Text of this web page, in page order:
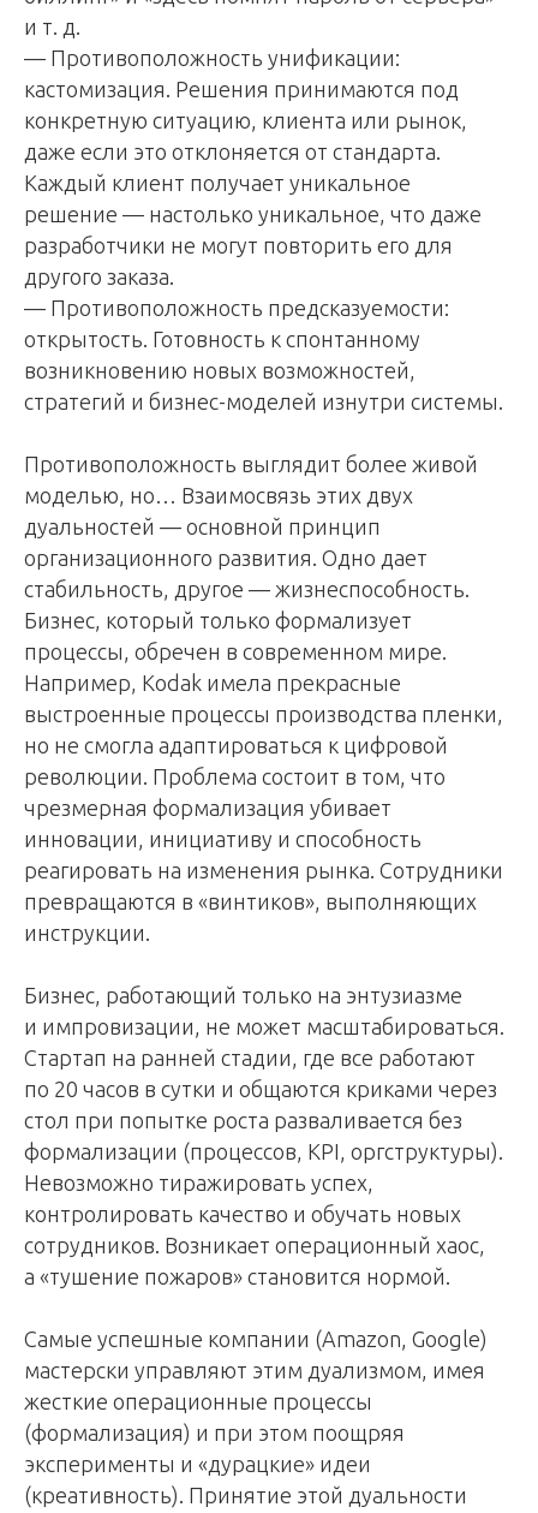
и т. д.
— Противоположность унификации:
кастомизация. Решения принимаются под
конкретную ситуацию, клиента или рынок,
даже если это отклоняется от стандарта.
Каждый клиент получает уникальное
решение — настолько уникальное, что даже
разработчики не могут повторить его для
другого заказа.
— Противоположность предсказуемости:
открытость. Готовность к спонтанному
возникновению новых возможностей,
стратегий и бизнес-моделей изнутри системы.
Противоположность выглядит более живой
моделью, но… Взаимосвязь этих двух
дуальностей — основной принцип
организационного развития. Одно дает
стабильность, другое — жизнеспособность.
Бизнес, который только формализует
процессы, обречен в современном мире.
Например, Kodak имела прекрасные
выстроенные процессы производства пленки,
но не смогла адаптироваться к цифровой
революции. Проблема состоит в том, что
чрезмерная формализация убивает
инновации, инициативу и способность
реагировать на изменения рынка. Сотрудники
превращаются в «винтиков», выполняющих
инструкции.
Бизнес, работающий только на энтузиазме
и импровизации, не может масштабироваться.
Стартап на ранней стадии, где все работают
по 20 часов в сутки и общаются криками через
стол при попытке роста разваливается без
формализации (процессов, KPI, оргструктуры).
Невозможно тиражировать успех,
контролировать качество и обучать новых
сотрудников. Возникает операционный хаос,
а «тушение пожаров» становится нормой.
Самые успешные компании (Amazon, Google)
мастерски управляют этим дуализмом, имея
жесткие операционные процессы
(формализация) и при этом поощряя
эксперименты и «дурацкие» идеи
(креативность). Принятие этой дуальности